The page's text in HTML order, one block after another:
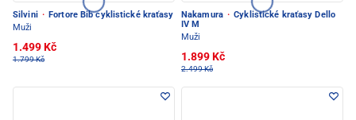
Silvini · Fortore Bib cyklistické kraťasy
Muži
1.499 Kč
1.799 Kč
Nakamura · Cyklistické kraťasy Dello
IV M
Muži
1.899 Kč
2.499 Kč